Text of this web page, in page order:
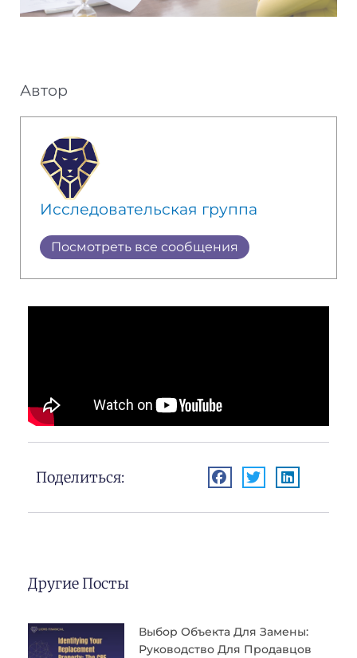
Автор
Исследовательская группа
Посмотреть все сообщения
Поделиться:
Другие Посты
Выбор Объекта Для Замены:
Руководство Для Продавцов